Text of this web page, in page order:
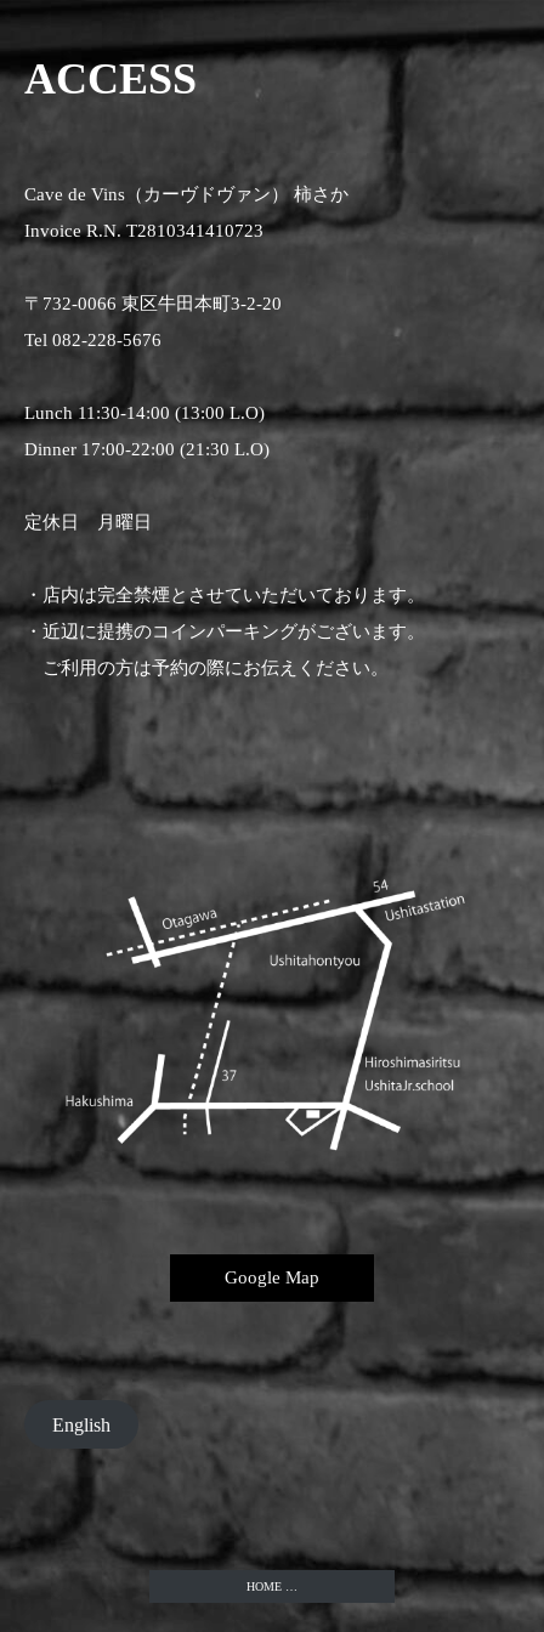
ACCESS
Cave de Vins（カーヴドヴァン） 柿さか
Invoice R.N. T2810341410723
〒732-0066 東区牛田本町3-2-20
Tel 082-228-5676
Lunch 11:30-14:00 (13:00 L.O)
Dinner 17:00-22:00 (21:30 L.O)
定休日 月曜日
・店内は完全禁煙とさせていただいております。
・近辺に提携のコインパーキングがございます。
ご利用の方は予約の際にお伝えください。
Google Map
English
HOME …